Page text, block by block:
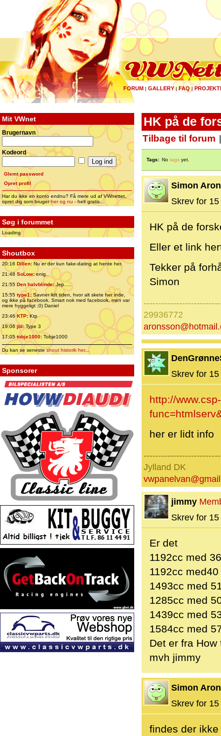
FORUM | GALLERY|FAQ |
Mit VWnet
Brugernavn
Kodeord
Glemt password
Opret profil
Har du ikke en konto endnu? Få mere ud af VWnettet,
opret dig som brugerher og nu - helt gratis...
Søg i forummet
Loading
Shoutbox
20:16 Dillen: Nu er der kun fake-dating at hente her.
21:48 SoLow:enig..
21:55 Den halvblinde:Jep.....
15:55 type1:Savner lidt tiden, hvor alt skete her inde,
og ikke på facebook. Smart nok med facebook, men var
mere hyggeligt ;0) Daniel
23:46 KTP:Ktp
19:06jbl:Type 3
17:05tobje1000: Tobje1000
Du kan se senesteshout historik her...
Sponsorer
HK på de
Tilbage til forum
Tags: No tags yet.
Simon
Skrev for
HK på de
Eller et link
Tekker på
Simon
29936772
Skrev for
http://
her er lidt info
Jylland DK
jimmy
Skrev for
Er det
1192cc med
1192cc
1493cc med
1285cc med
1439cc med
1584cc med
Det er fra
mvh jimmy
Simon
Skrev for
findes der